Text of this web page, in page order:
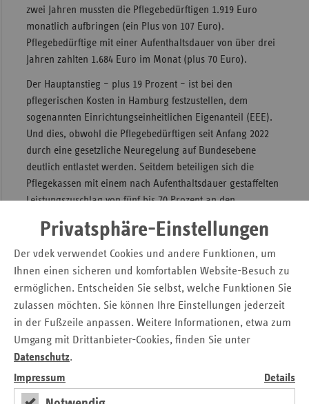
Privatsphäre-Einstellungen
Der vdek verwendet Cookies und andere Funktionen, um
Ihnen einen sicheren und komfortablen Website-Besuch zu
ermöglichen. Entscheiden Sie selbst, welche Funktionen Sie
zulassen möchten. Sie können Ihre Einstellungen jederzeit
in der Fußzeile anpassen. Weitere Informationen, etwa zum
Umgang mit Drittanbieter-Cookies, finden Sie unter
Datenschutz.
Impressum
Details
zwei Jahren mussten die Pflegebedürftigen 1.919 Euro
monatlich aufbringen (ein Plus von 107 Euro).
Pflegebedürftige mit einer Aufenthaltsdauer von über drei
Jahren zahlten 1.684 Euro im Monat (plus 70 Euro).
Der Hauptanstieg – plus 19 Prozent – ist bei den
pflegerischen Kosten in Hamburg festzustellen, dem
sogenannten Einrichtungseinheitlichen Eigenanteil (EEE).
Und dies, obwohl die Pflegebedürftigen seit Anfang 2022
durch eine gesetzliche Neuregelung auf Bundesebene
deutlich entlastet werden. Seitdem beteiligen sich die
Pflegekassen mit einem nach Aufenthaltsdauer gestaffelten
Leistungszuschlag von fünf bis 70 Prozent an den
diejenigen Pflegebedürftigen am stärksten spürbar, die
länger als drei Jahre in einem Hamburger Heim leben.
Tarifpflicht und Personalbemessung
wichtig, müssen aber finanziert werden
bundesweit einheitlichen Personalbemessungsinstruments
ab Juli 2023 und weiter steigende Löhne hinzu. Aus Sicht
des vdek sind die Tarifbindung und die neue
Personalbemessung wichtige Instrumente, die aber auch